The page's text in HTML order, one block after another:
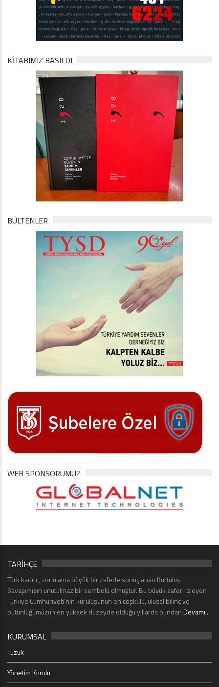
KİTABIMIZ BASILDI
BÜLTENLER
WEB SPONSORUMUZ
TARİHÇE
Türk kadını, zorlu ama büyük bir zaferle sonuçlanan Kurtuluş
Savaşımızın unutulmaz bir sembolü olmuştur. Bu büyük zaferi izleyen
Türkiye Cumhuriyeti’nin kuruluşunun en coşkulu, ulusal bilinç ve
bütünlüğümüzün en yüksek düzeyde olduğu yıllarda bundanDevamı...
KURUMSAL
Tüzük
Yönetim Kurulu